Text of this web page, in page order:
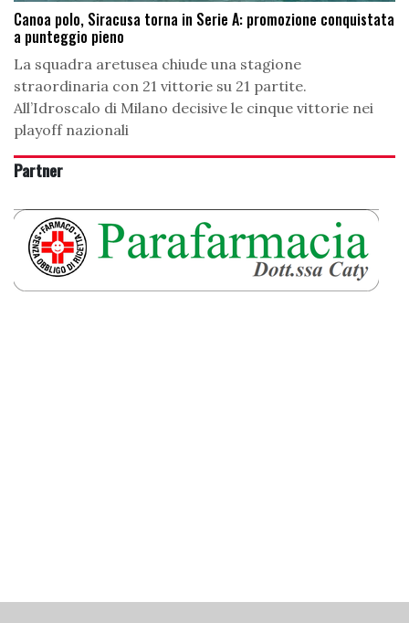
Canoa polo, Siracusa torna in Serie A: promozione conquistata
a punteggio pieno
La squadra aretusea chiude una stagione
straordinaria con 21 vittorie su 21 partite.
All’Idroscalo di Milano decisive le cinque vittorie nei
playoff nazionali
Partner